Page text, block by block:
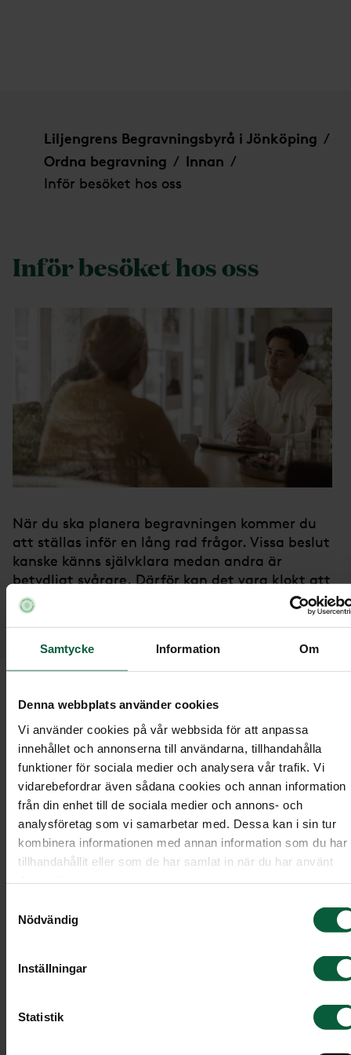
Samtycke Information Om
Denna webbplats använder cookies
Vi använder cookies på vår webbsida för att anpassa
innehållet och annonserna till användarna, tillhandahålla
funktioner för sociala medier och analysera vår trafik. Vi
vidarebefordrar även sådana cookies och annan information
från din enhet till de sociala medier och annons- och
analysföretag som vi samarbetar med. Dessa kan i sin tur
kombinera informationen med annan information som du har
tillhandahållit eller som de har samlat in när du har använt
Nödvändig
Inställningar
Statistik
Liljengrens Begravningsbyrå i Jönköping /
Ordna begravning / Innan /
Inför besöket hos oss
Inför besöket hos oss
När du ska planera begravningen kommer du
att ställas inför en lång rad frågor. Vissa beslut
kanske känns självklara medan andra är
betydligt svårare. Därför kan det vara klokt att
tänka igenom de frågor som du kommer att få,
inför att vi ska planera begravningen
begravningsmötet
Det finns många sätt att utforma en begravning
och många val du ska ta ställning till, exempelvis
val av lokal, musik, blommor, dödsannons,
minnesstund och gravsten. Självklart behöver du
inte ha svaret på alla frågor till vårt möte, vi
kommer att planera begravningsceremonin
tillsammans med dig och eventuellt andra
Några saker du kan fundera på inför
Finns det några dokumenterade önskemål